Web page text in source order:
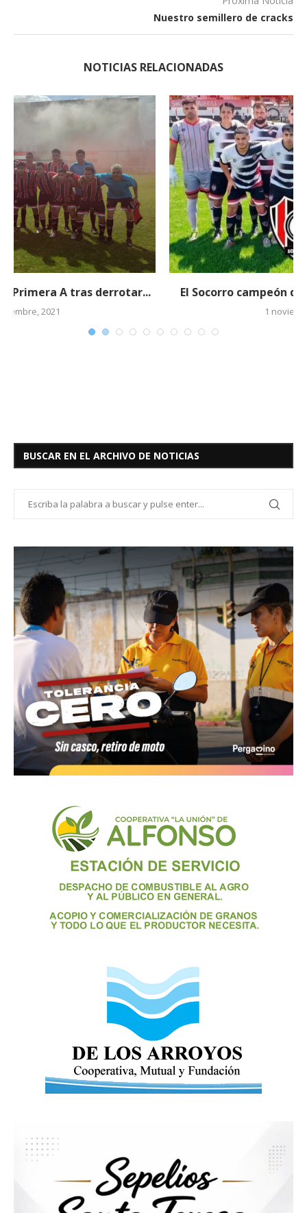
Nuestro semillero de cracks
NOTICIAS RELACIONADAS
El Socorro campeón del torneo clausura 2021
BUSCAR EN EL ARCHIVO DE NOTICIAS